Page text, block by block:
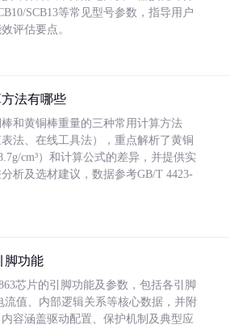
SCB13等常见型号参数，指导用户
评估要点。
法有哪些
和黄铜棒重量的三种常用计算方法
表法、在线工具法），重点解析了黄铜
cm³）和计算公式的差异，并提供实
析及选材建议，数据参考GB/T 4423-
脚功能
芯片的引脚功能及参数，包括各引脚
流值、内部逻辑关系等核心数据，并附
容涵盖驱动配置、保护机制及典型应